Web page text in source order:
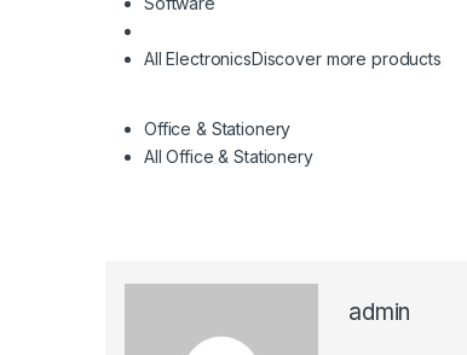
All ElectronicsDiscover more products
Office & Stationery
All Office & Stationery
admin